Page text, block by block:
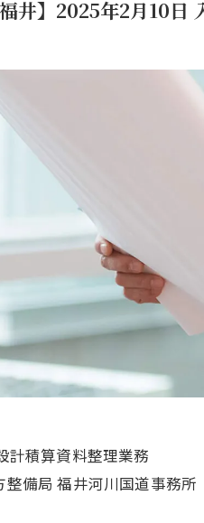
井】2025年2月10日
計積算資料整理業務
整備局 福井河川国道事務所